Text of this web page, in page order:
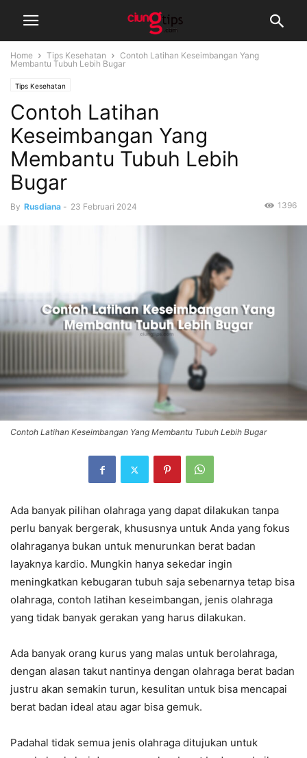
Home Tips Kesehatan
Contoh Latihan Keseimbangan Yang
Membantu Tubuh Lebih Bugar
Tips Kesehatan
Contoh Latihan
Keseimbangan Yang
Membantu Tubuh Lebih
Bugar
By Rusdiana - 23 Februari 2024 1396
Contoh Latihan Keseimbangan Yang Membantu Tubuh Lebih Bugar
Ada banyak pilihan olahraga yang dapat dilakukan tanpa
perlu banyak bergerak, khususnya untuk Anda yang fokus
olahraganya bukan untuk menurunkan berat badan
layaknya kardio. Mungkin hanya sekedar ingin
meningkatkan kebugaran tubuh saja sebenarnya tetap bisa
olahraga, contoh latihan keseimbangan, jenis olahraga
yang tidak banyak gerakan yang harus dilakukan.
Ada banyak orang kurus yang malas untuk berolahraga,
dengan alasan takut nantinya dengan olahraga berat badan
justru akan semakin turun, kesulitan untuk bisa mencapai
berat badan ideal atau agar bisa gemuk.
Padahal tidak semua jenis olahraga ditujukan untuk